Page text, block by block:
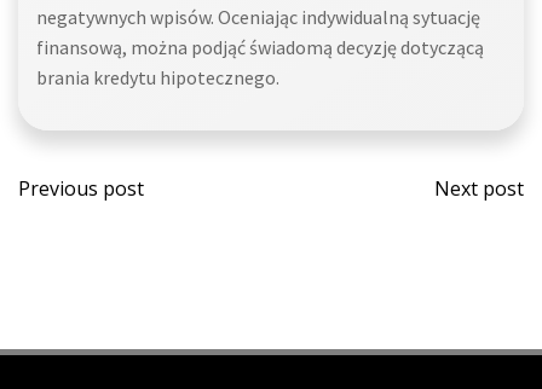
negatywnych wpisów. Oceniając indywidualną sytuację
finansową, można podjąć świadomą decyzję dotyczącą
brania kredytu hipotecznego.
Post
Previous post
Post
Next post